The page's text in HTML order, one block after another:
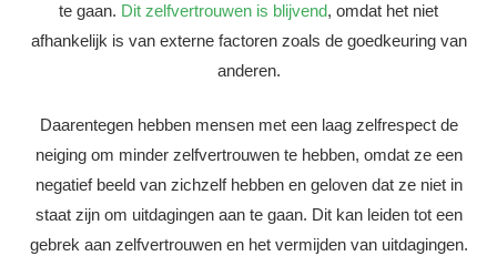
te gaan. Dit zelfvertrouwen is blijvend, omdat het niet
afhankelijk is van externe factoren zoals de goedkeuring van
anderen.
Daarentegen hebben mensen met een laag zelfrespect de
neiging om minder zelfvertrouwen te hebben, omdat ze een
negatief beeld van zichzelf hebben en geloven dat ze niet in
staat zijn om uitdagingen aan te gaan. Dit kan leiden tot een
gebrek aan zelfvertrouwen en het vermijden van uitdagingen.